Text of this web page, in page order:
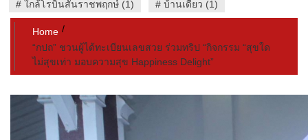
# ใกล้โรบินสันราชพฤกษ์ (1) # บ้านเดี่ยว (1)
Home
“กปถ” ชวนผู้ได้ทะเบียนเลขสวย ร่วมทริป “กิจกรรม “สุขใด
ไม่สุขเท่า มอบความสุข Happiness Delight”